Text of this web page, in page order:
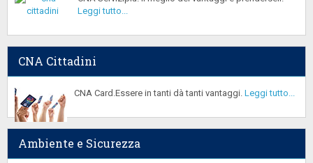
Leggi tutto...
CNA Cittadini
CNA Card.Essere in tanti dà tanti vantaggi. Leggi tutto...
Ambiente e Sicurezza